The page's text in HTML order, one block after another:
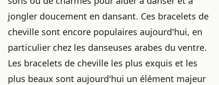
jongler doucement en dansant. Ces bracelets de
cheville sont encore populaires aujourd'hui, en
particulier chez les danseuses arabes du ventre.
Les bracelets de cheville les plus exquis et les
plus beaux sont aujourd'hui un élément majeur